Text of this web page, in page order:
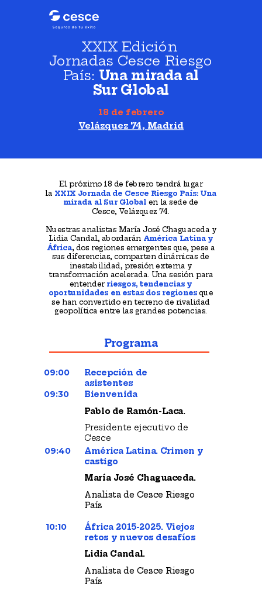
Programa
El próximo 18 de febrero tendrá lugar
la XXIX Jornada de Cesce Riesgo País: Una
mirada al Sur Global en la sede de
Cesce, Velázquez 74.
Nuestras analistas María José Chaguaceda y
Lidia Candal, abordarán América Latina y
África, dos regiones emergentes que, pese a
sus diferencias, comparten dinámicas de
inestabilidad, presión externa y
transformación acelerada. Una sesión para
entender riesgos, tendencias y
oportunidades en estas dos regiones que
se han convertido en terreno de rivalidad
geopolítica entre las grandes potencias.
09:30
África 2015-2025. Viejos
retos y nuevos desafíos
Lidia Candal.
Analista de Cesce Riesgo
País
XXIX Edición
Jornadas Cesce Riesgo
País: Una mirada al
Sur Global
18 de febrero
Velázquez 74, Madrid
10:10
Bienvenida
Pablo de Ramón-Laca.
Presidente ejecutivo de
Cesce
Recepción de
asistentes
09:00
América Latina. Crimen y
castigo
María José Chaguaceda.
Analista de Cesce Riesgo
País
09:40